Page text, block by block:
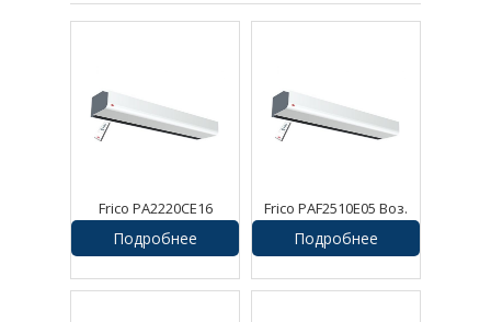
Frico PA2220CE16
Воздушная завеса
Подробнее
Frico PAF2510E05 Воз.
завеса Pamir
Подробнее